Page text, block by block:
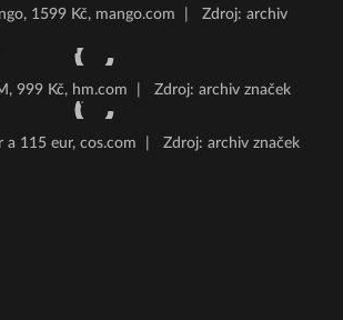
1599 Kč, mango.com
Zdroj: archiv
999 Kč, hm.com Zdroj: archiv značek
a 115 eur, cos.com Zdroj: archiv značek